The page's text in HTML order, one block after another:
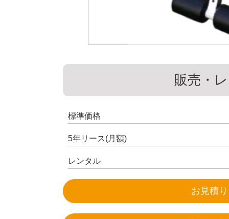
販売・
標準価格
5年リース(月額)
レンタル
お見積